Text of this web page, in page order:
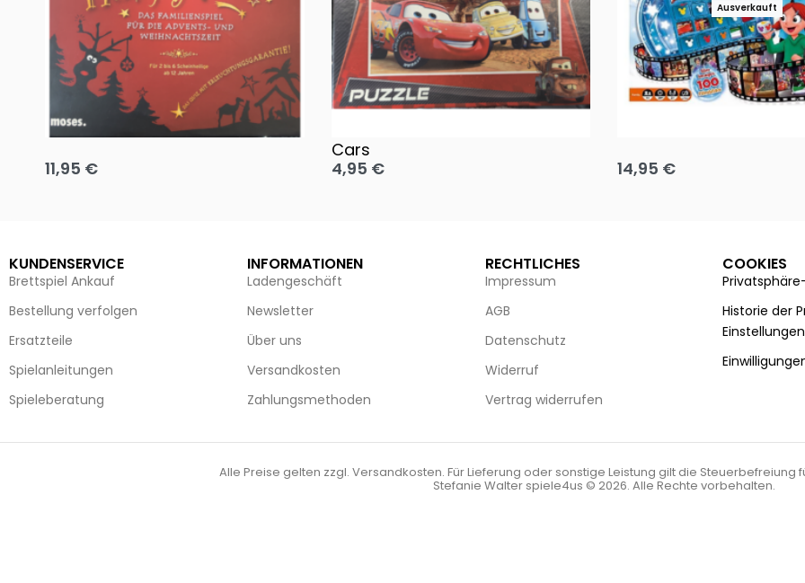
Oh, heilige Nacht!
11,95 €
Cars
4,95 €
Ausverkauft
14,95 €
KUNDENSERVICE
Brettspiel Ankauf
Bestellung verfolgen
Ersatzteile
Spielanleitungen
Spieleberatung
INFORMATIONEN
Ladengeschäft
Newsletter
Über uns
Versandkosten
Zahlungsmethoden
RECHTLICHES
Impressum
AGB
Datenschutz
Widerruf
Vertrag widerrufen
COOKIES
Historie der
Einstellungen
Alle Preise gelten zzgl. Versandkosten. Für Lieferung oder sonstige Leistung gilt die Steuerbefreiung
Stefanie Walter spiele4us © 2026. Alle Rechte vorbehalten.